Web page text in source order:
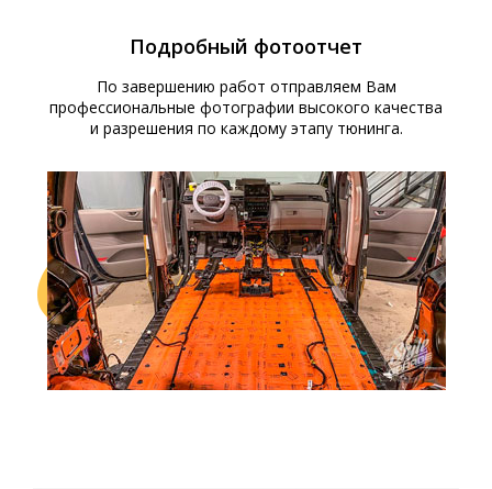
Подробный фотоотчет
По завершению работ отправляем Вам
профессиональные фотографии высокого качества
и разрешения по каждому этапу тюнинга.